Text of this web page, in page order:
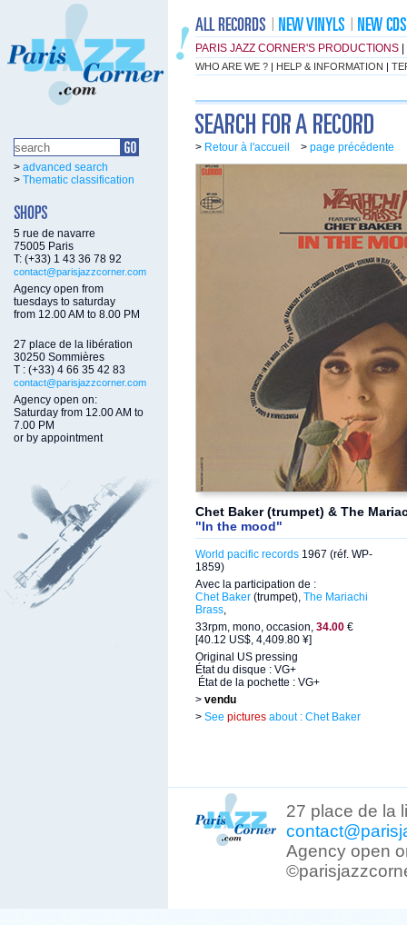
PARIS JAZZ CORNER'S PRODUCTIONS
WHO ARE WE ? | HELP & INFORMATION |
> advanced search
> Thematic classification
5 rue de navarre
75005 Paris
T: (+33) 1 43 36 78 92
contact@parisjazzcorner.com
Agency open from
tuesdays to saturday
from 12.00 AM to 8.00 PM
27 place de la libération
30250 Sommières
T : (+33) 4 66 35 42 83
contact@parisjazzcorner.com
Agency open on:
Saturday from 12.00 AM to
7.00 PM
or by appointment
> Retour à l'accueil > page précédente
Chet Baker (trumpet) & The
"In the mood"
World pacific records 1967 (réf. WP-
1859)
Avec la participation de :
Chet Baker (trumpet), The Mariachi
Brass,
33rpm, mono, occasion, 34.00 €
[40.12 US$, 4,409.80 ¥]
Original US pressing
État du disque : VG+
État de la pochette : VG+
> vendu
> See pictures about : Chet Baker
27 place de la
Agency open